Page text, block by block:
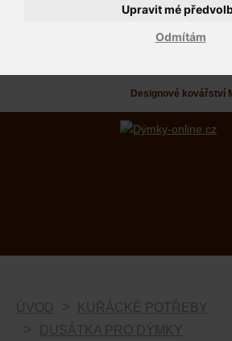
Odmítám
Upravit mé
Designové kovářství
ÚVOD
KUŘÁCKÉ POTŘEBY
DUSÁTKA PRO DÝMKY